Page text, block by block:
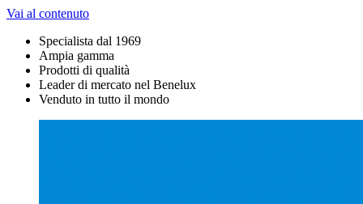
Vai al contenuto
Specialista dal 1969
Ampia gamma
Prodotti di qualità
Leader di mercato nel Benelux
Venduto in tutto il mondo